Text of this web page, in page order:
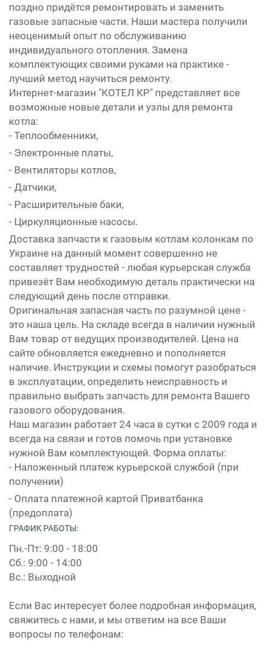
поздно придётся ремонтировать и заменить
газовые запасные части. Наши мастера получили
неоценимый опыт по обслуживанию
индивидуального отопления. Замена
комплектующих своими руками на практике -
лучший метод научиться ремонту.
Интернет-магазин "КОТЕЛ КР" представляет все
возможные новые детали и узлы для ремонта
котла:
- Теплообменники,
- Электронные платы,
- Вентиляторы котлов,
- Датчики,
- Расширительные баки,
- Циркуляционные насосы.
Доставка запчасти к газовым котлам колонкам по
Украине на данный момент совершенно не
составляет трудностей - любая курьерская служба
привезёт Вам необходимую деталь практически на
следующий день после отправки.
Оригинальная запасная часть по разумной цене -
это наша цель. На складе всегда в наличии нужный
Вам товар от ведущих производителей. Цена на
сайте обновляется ежедневно и пополняется
наличие. Инструкции и схемы помогут разобраться
в эксплуатации, определить неисправность и
правильно выбрать запчасть для ремонта Вашего
газового оборудования.
Наш магазин работает 24 часа в сутки с 2009 года и
всегда на связи и готов помочь при установке
нужной Вам комплектующей. Форма оплаты:
- Наложенный платеж курьерской службой (при
получении)
- Оплата платежной картой Приватбанка
(предоплата)
ГРАФИК РАБОТЫ:
Пн.-Пт: 9:00 - 18:00
Сб.: 9:00 - 14:00
Вс.: Выходной
Если Вас интересует более подробная информация,
свяжитесь с нами, и мы ответим на все Ваши
вопросы по телефонам: